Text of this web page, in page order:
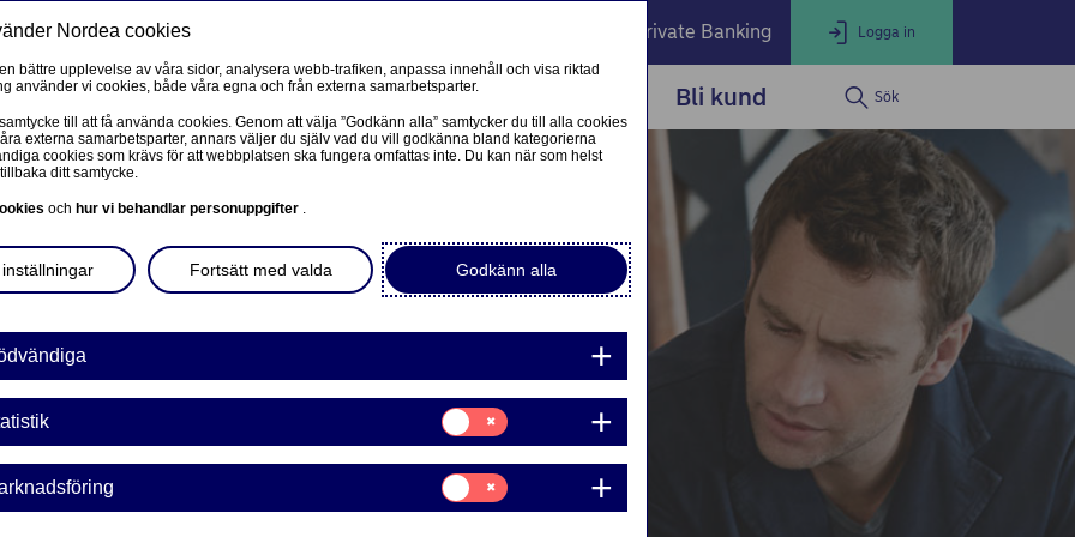
Private Banking Logga in
LOGGA IN
Logga in som företagskund
Nordea Business
Logga in som privatkund
PRIVAT
Mobilt BankID
Avtal och meddelanden
Mina sidor – kundinformation
Mitt bostadsköp
Vår sparrobot Nora
Ditt företag Våra tjänster Bli kund Sök
företag
är i
du vill. Då slipper du
på nuet.
Nordea cookies
bättre upplevelse av våra sidor, analysera webb-trafiken, anpassa innehåll och visa riktad
använder vi cookies, både våra egna och från externa samarbetsparter.
till att få använda cookies. Genom att välja ”Godkänn alla” samtycker du till alla cookies
externa samarbetsparter, annars väljer du själv vad du vill godkänna bland kategorierna
cookies som krävs för att webbplatsen ska fungera omfattas inte. Du kan när som helst
ditt samtycke.
och hur vi behandlar personuppgifter .
Godkänn alla
Fortsätt med valda
Samtycke
för:
Statistik
Samtycke
för:
Marknadsföring